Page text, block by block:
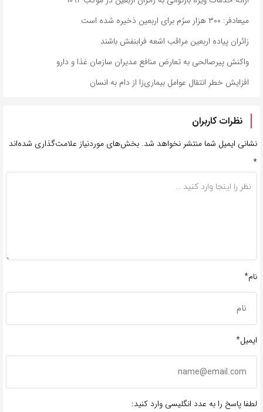
میعادفر: ۳۰۰ هزار سرُم برای اربعین ذخیره شده است
زائران پیاده اربعین مراقب اشعه فرابنفش باشند
واکنش پیرصالحی به تعارض منافع مدیران سازمان غذا و دارو
افزایش خطر انتقال عوامل بیماری‌زا از دام به انسان
نظرات کاربران
نشانی ایمیل شما منتشر نخواهد شد. بخش‌های موردنیاز علامت‌گذاری شده‌اند
*
نام*
ایمیل*
لطفا پاسخ را به عدد انگلیسی وارد کنید: